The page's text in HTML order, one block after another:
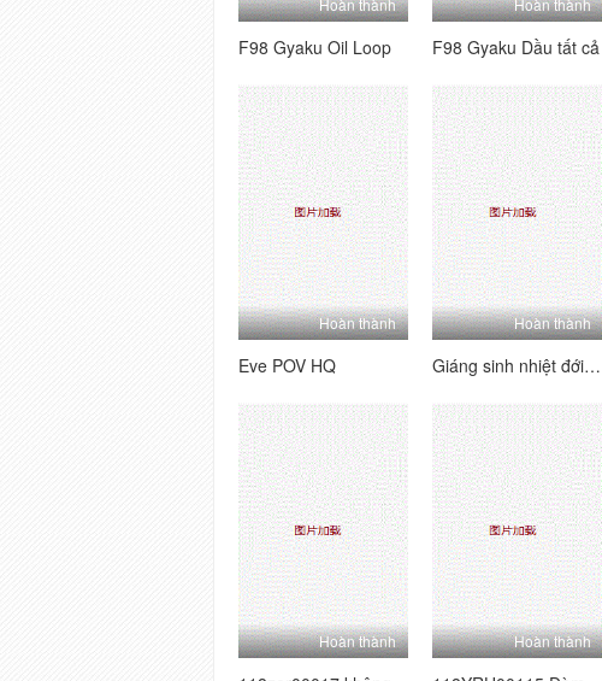
Hoàn thành
F98 Gyaku Oil Loop
Hoàn thành
F98 Gyaku Dầu tất cả
Hoàn thành
Eve POV HQ
Hoàn thành
Giáng sinh nhiệt đới của Ellie
Hoàn thành Hoàn thành